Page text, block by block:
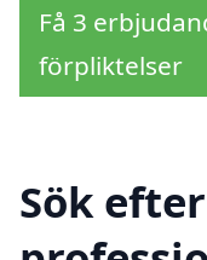
Få 3
förpliktelser
Sök